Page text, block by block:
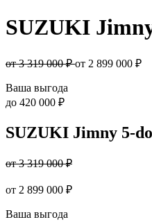
SUZUKI
от 3 319 000 ₽от 2 899 000 ₽
Ваша выгода
до 420 000 ₽
SUZUKI Jimny 5-
от 3 319 000 ₽
от 2 899 000 ₽
Ваша выгода